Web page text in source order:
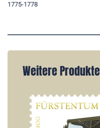
1775-1778
Weitere Produkte